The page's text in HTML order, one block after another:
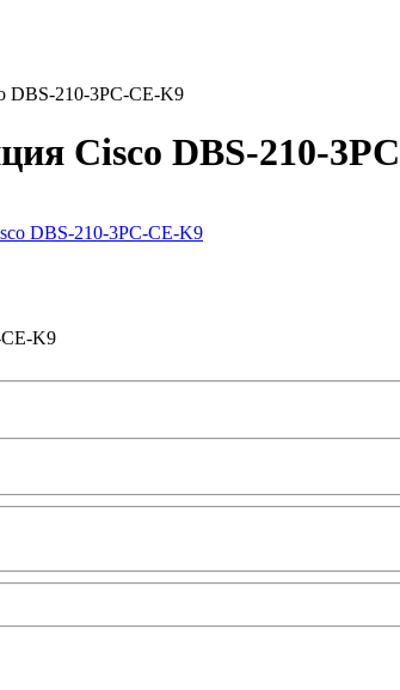
DBS-210-3PC-CE-K9
Cisco DBS-210-
K9